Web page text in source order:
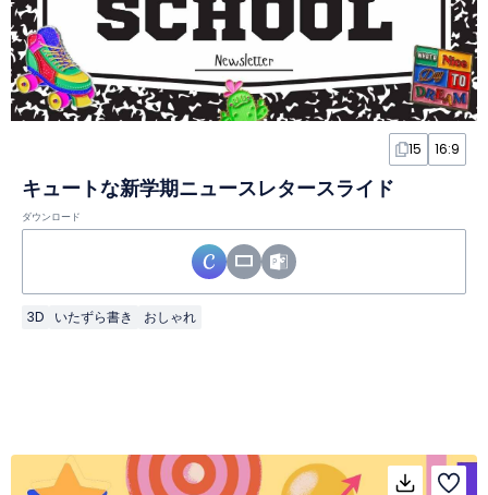
15 16:9
キュートな新学期ニュースレタースライド
ダウンロード
3D いたずら書き おしゃれ